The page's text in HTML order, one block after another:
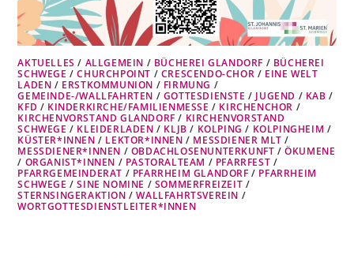
AKTUELLES / ALLGEMEIN / BÜCHEREI GLANDORF / BÜCHEREI
SCHWEGE /CHURCHPOINT / CRESCENDO-CHOR / EINE WELT
LADEN / ERSTKOMMUNION / FIRMUNG /
GEMEINDE-/WALLFAHRTEN / GOTTESDIENSTE / JUGEND / KAB /
KFD / KINDERKIRCHE/FAMILIENMESSE / KIRCHENCHOR /
KIRCHENVORSTAND GLANDORF / KIRCHENVORSTAND
SCHWEGE / KLEIDERLADEN / KLJB / KOLPING / KOLPINGHEIM /
KÜSTER*INNEN / LEKTOR*INNEN / MESSDIENER MLT /
MESSDIENER*INNEN / OBDACHLOSENUNTERKUNFT /ÖKUMENE
/ ORGANIST*INNEN / PASTORALTEAM / PFARRFEST /
PFARRGEMEINDERAT / PFARRHEIM GLANDORF / PFARRHEIM
SCHWEGE /SINE NOMINE / SOMMERFREIZEIT /
STERNSINGERAKTION /WALLFAHRTSVEREIN /
WORTGOTTESDIENSTLEITER*INNEN